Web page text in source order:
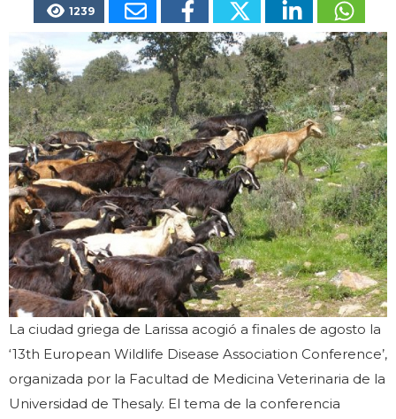
1239
La ciudad griega de Larissa acogió a finales de agosto la
‘13th European Wildlife Disease Association Conference’,
organizada por la Facultad de Medicina Veterinaria de la
Universidad de Thesaly. El tema de la conferencia